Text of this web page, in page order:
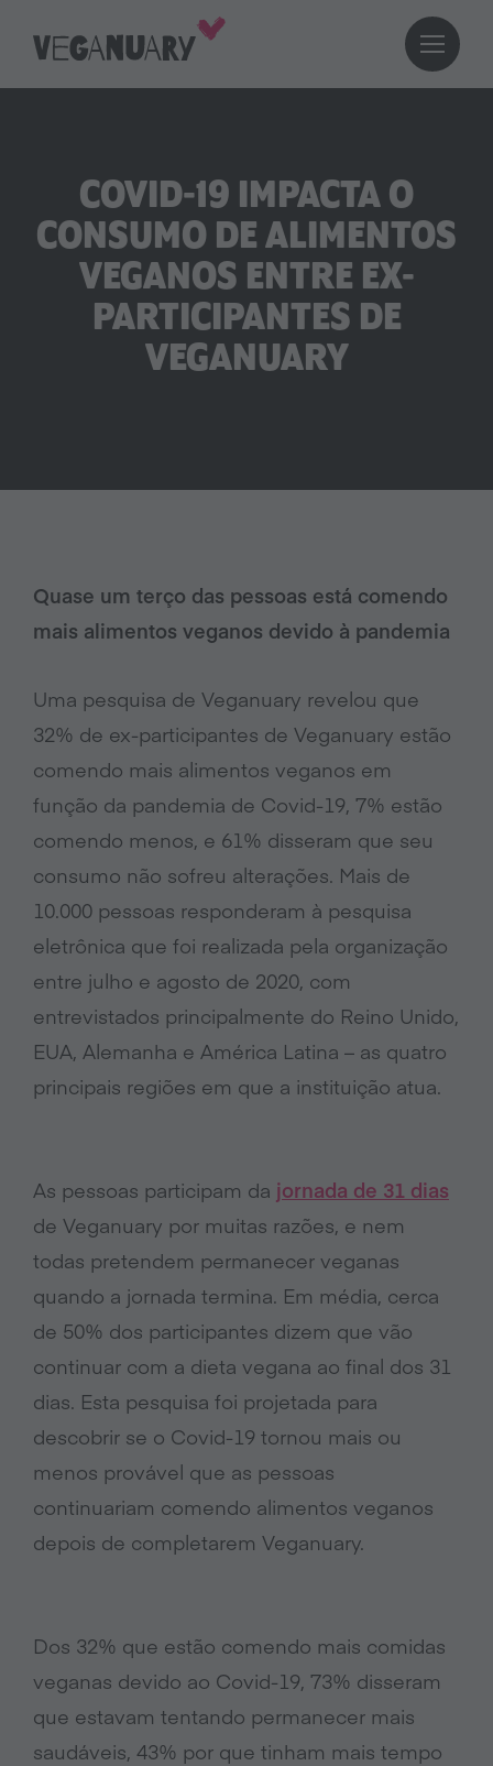
COVID-19 IMPACTA O
CONSUMO DE ALIMENTOS
VEGANOS ENTRE EX-
PARTICIPANTES DE
VEGANUARY
Quase um terço das pessoas está comendo
mais alimentos veganos devido à pandemia
Uma pesquisa de Veganuary revelou que
32% de ex-participantes de Veganuary estão
comendo mais alimentos veganos em
função da pandemia de Covid-19, 7% estão
comendo menos, e 61% disseram que seu
consumo não sofreu alterações. Mais de
10.000 pessoas responderam à pesquisa
eletrônica que foi realizada pela organização
entre julho e agosto de 2020, com
entrevistados principalmente do Reino Unido,
EUA, Alemanha e América Latina – as quatro
principais regiões em que a instituição atua.
As pessoas participam da jornada de 31 dias
de Veganuary por muitas razões, e nem
todas pretendem permanecer veganas
quando a jornada termina. Em média, cerca
de 50% dos participantes dizem que vão
continuar com a dieta vegana ao final dos 31
dias. Esta pesquisa foi projetada para
descobrir se o Covid-19 tornou mais ou
menos provável que as pessoas
continuariam comendo alimentos veganos
depois de completarem Veganuary.
Dos 32% que estão comendo mais comidas
veganas devido ao Covid-19, 73% disseram
que estavam tentando permanecer mais
saudáveis, 43% por que tinham mais tempo